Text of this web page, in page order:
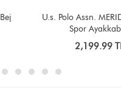
U.s. Polo Assn. MERIDA Siyah
Spor Ayakkabı
2,199.99 TL